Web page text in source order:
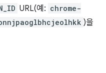
URL(예: chrome-
)을